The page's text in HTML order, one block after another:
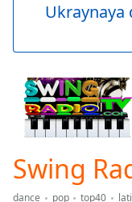
Skip
Skip
Forward
Mute
Current
Ukraynaya
Swing
dance pop top40